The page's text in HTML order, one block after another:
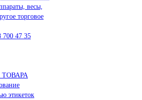
700 47 35
этикеток